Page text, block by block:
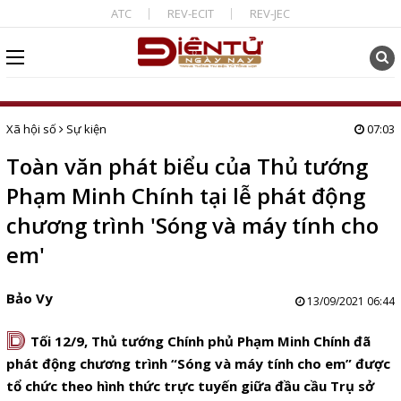
ATC REV-ECIT REV-JEC
Xã hội số Sự kiện 07:03
Toàn văn phát biểu của Thủ tướng
Phạm Minh Chính tại lễ phát động
chương trình 'Sóng và máy tính cho
em'
Bảo Vy 13/09/2021 06:44
D Tối 12/9, Thủ tướng Chính phủ Phạm Minh Chính đã
phát động chương trình “Sóng và máy tính cho em” được
tổ chức theo hình thức trực tuyến giữa đầu cầu Trụ sở